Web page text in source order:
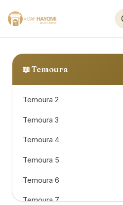
📖 Temoura
Temoura 2
Temoura 3
Temoura 4
Temoura 5
Temoura 6
Temoura 7